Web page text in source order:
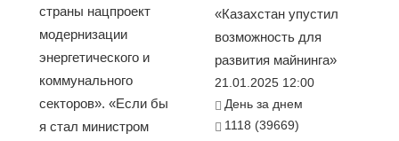
страны нацпроект
модернизации
энергетического и
коммунального
секторов». «Если бы
я стал министром
«Казахстан упустил
возможность для
развития майнинга»
21.01.2025 12:00
День за днем
1118 (39669)